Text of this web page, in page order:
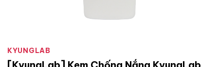
KYUNGLAB